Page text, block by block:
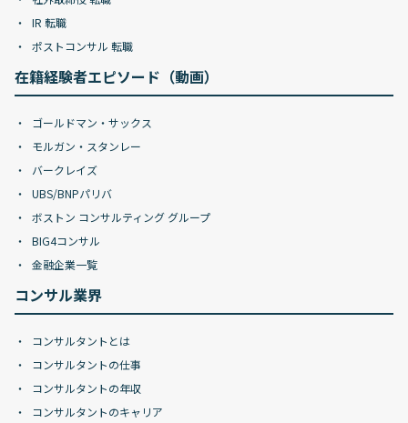
IR 転職
ポストコンサル 転職
在籍経験者エピソード（動画）
ゴールドマン・サックス
モルガン・スタンレー
バークレイズ
UBS/BNPパリバ
ボストン コンサルティング グループ
BIG4コンサル
金融企業一覧
コンサル業界
コンサルタントとは
コンサルタントの仕事
コンサルタントの年収
コンサルタントのキャリア